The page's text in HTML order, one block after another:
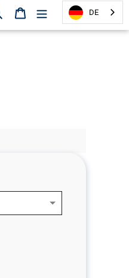
Suchen Warenkorb DE